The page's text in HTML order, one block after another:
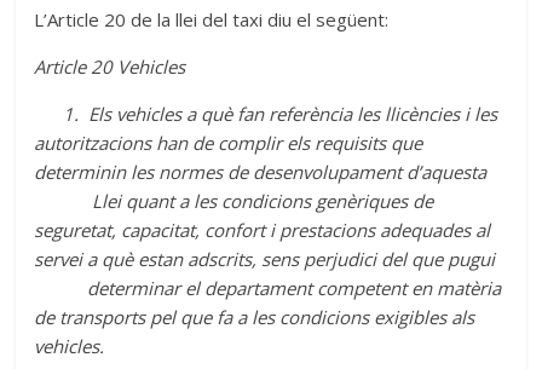
L’Article 20 de la llei del taxi diu el següent:
Article 20 Vehicles
1. Els vehicles a què fan referència les llicències i les
autoritzacions han de complir els requisits que
determinin les normes de desenvolupament d’aquesta
Llei quant a les condicions genèriques de
seguretat, capacitat, confort i prestacions adequades al
servei a què estan adscrits, sens perjudici del que pugui
determinar el departament competent en matèria
de transports pel que fa a les condicions exigibles als
vehicles.